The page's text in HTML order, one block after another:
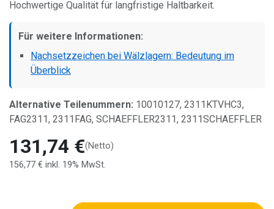
Hochwertige Qualität für langfristige Haltbarkeit.
Für weitere Informationen:
Nachsetzzeichen bei Wälzlagern: Bedeutung im
Überblick
Alternative Teilenummern: 10010127, 2311KTVHC3,
FAG2311, 2311FAG, SCHAEFFLER2311, 2311SCHAEFFLER
131,74 €(Netto)
156,77 € inkl. 19% MwSt.